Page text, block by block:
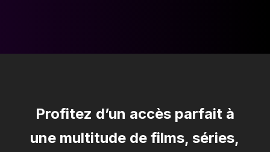
Profitez d’un accès parfait à
une multitude de films, séries,